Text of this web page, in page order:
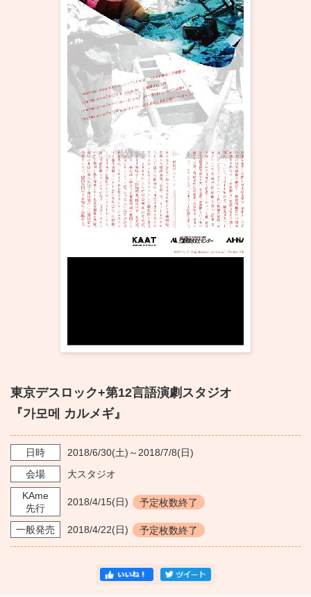
・ 交通案内
・ よくある質問
・ ミッション
・ フロアマップ
・ レストラン/カフェ
KAAT 神奈川芸術劇場
東京デスロック+第12言語演劇スタジオ
『가모메 カルメギ』
日時 2018/6/30(土)～ 2018/7/8(日)
会場
大スタジオ
KAme
先行
2018/4/15(日) 予定枚数終了
一般発売 2018/4/22(日) 予定枚数終了